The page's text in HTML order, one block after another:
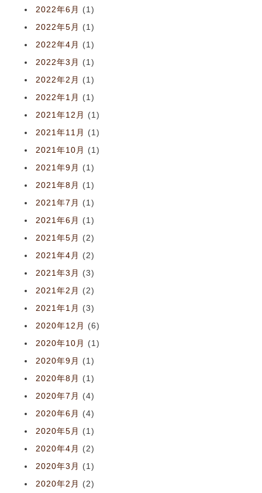
2022年6月
(1)
2022年5月
(1)
2022年4月
(1)
2022年3月
(1)
2022年2月
(1)
2022年1月
(1)
2021年12月
(1)
2021年11月
(1)
2021年10月
(1)
2021年9月
(1)
2021年8月
(1)
2021年7月
(1)
2021年6月
(1)
2021年5月
(2)
2021年4月
(2)
2021年3月
(3)
2021年2月
(2)
2021年1月
(3)
2020年12月
(6)
2020年10月
(1)
2020年9月
(1)
2020年8月
(1)
2020年7月
(4)
2020年6月
(4)
2020年5月
(1)
2020年4月
(2)
2020年3月
(1)
2020年2月
(2)